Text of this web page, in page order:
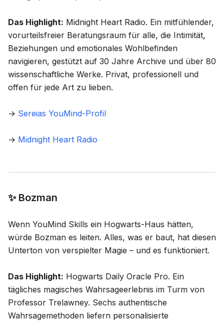
Das Highlight: Midnight Heart Radio. Ein mitfühlender,
vorurteilsfreier Beratungsraum für alle, die Intimität,
Beziehungen und emotionales Wohlbefinden
navigieren, gestützt auf 30 Jahre Archive und über 80
wissenschaftliche Werke. Privat, professionell und
offen für jede Art zu lieben.
→ Sereias YouMind-Profil
→ Midnight Heart Radio
✨ Bozman
Wenn YouMind Skills ein Hogwarts-Haus hätten,
würde Bozman es leiten. Alles, was er baut, hat diesen
Unterton von verspielter Magie – und es funktioniert.
Das Highlight: Hogwarts Daily Oracle Pro. Ein
tägliches magisches Wahrsageerlebnis im Turm von
Professor Trelawney. Sechs authentische
Wahrsagemethoden liefern personalisierte